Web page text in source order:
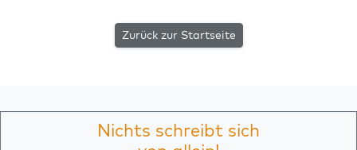
Zurück zur Startseite
Nichts schreibt sich